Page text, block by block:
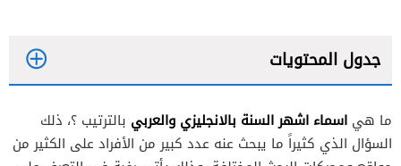
جدول المحتويات
ما هي اسماء اشهر السنة بالانجليزي والعربي بالترتيب ؟، ذلك
السؤال الذي كثيراً ما يبحث عنه عدد كبير من الأفراد على الكثير من